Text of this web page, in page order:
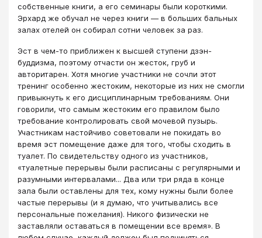
собственные книги, а его семинары были короткими.
Эрхард же обучал не через книги — в больших бальных
залах отелей он собирал сотни человек за раз.
Эст в чем-то приближен к высшей ступени дзэн-
буддизма, поэтому отчасти он жесток, груб и
авторитарен. Хотя многие участники не сочли этот
тренинг особенно жестоким, некоторые из них не смогли
привыкнуть к его дисциплинарным требованиям. Они
говорили, что самым жестоким его правилом было
требование контролировать свой мочевой пузырь.
Участникам настойчиво советовали не покидать во
время эст помещение даже для того, чтобы сходить в
туалет. По свидетельству одного из участников,
«туалетные перерывы были расписаны с регулярными и
разумными интервалами... Два или три ряда в конце
зала были оставлены для тех, кому нужны были более
частые перерывы (и я думаю, что учитывались все
персональные пожелания). Никого физически не
заставляли оставаться в помещении все время». В